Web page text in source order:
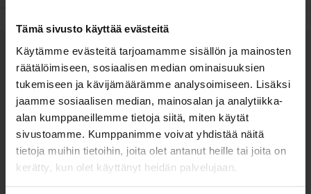
Tämä sivusto käyttää evästeitä
Käytämme evästeitä tarjoamamme sisällön ja mainosten
räätälöimiseen, sosiaalisen median ominaisuuksien
tukemiseen ja kävijämäärämme analysoimiseen. Lisäksi
jaamme sosiaalisen median, mainosalan ja analytiikka-
alan kumppaneillemme tietoja siitä, miten käytät
sivustoamme. Kumppanimme voivat yhdistää näitä
tietoja muihin tietoihin, joita olet antanut heille tai joita on
kerätty, kun olet käyttänyt heidän palvelujaan.
OTA YHTEYTTÄ
Miten voin auttaa
asuntoasioissa?
Jätä yhteystietosi, niin otan yhteyttä